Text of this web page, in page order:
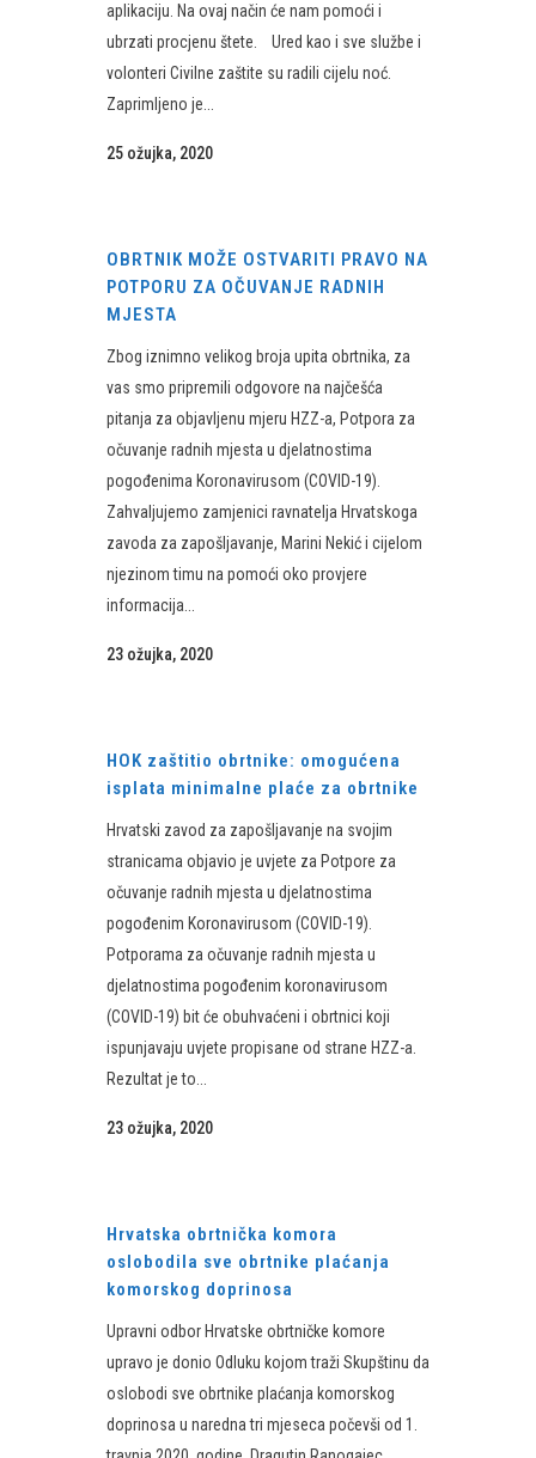
aplikaciju. Na ovaj način će nam pomoći i
ubrzati procjenu štete. Ured kao i sve službe i
volonteri Civilne zaštite su radili cijelu noć.
Zaprimljeno je...
25 ožujka, 2020
OBRTNIK MOŽE OSTVARITI PRAVO NA
POTPORU ZA OČUVANJE RADNIH
MJESTA
Zbog iznimno velikog broja upita obrtnika, za
vas smo pripremili odgovore na najčešća
pitanja za objavljenu mjeru HZZ-a, Potpora za
očuvanje radnih mjesta u djelatnostima
pogođenima Koronavirusom (COVID-19).
Zahvaljujemo zamjenici ravnatelja Hrvatskoga
zavoda za zapošljavanje, Marini Nekić i cijelom
njezinom timu na pomoći oko provjere
informacija...
23 ožujka, 2020
HOK zaštitio obrtnike: omogućena
isplata minimalne plaće za obrtnike
Hrvatski zavod za zapošljavanje na svojim
stranicama objavio je uvjete za Potpore za
očuvanje radnih mjesta u djelatnostima
pogođenim Koronavirusom (COVID-19).
Potporama za očuvanje radnih mjesta u
djelatnostima pogođenim koronavirusom
(COVID-19) bit će obuhvaćeni i obrtnici koji
ispunjavaju uvjete propisane od strane HZZ-a.
Rezultat je to...
23 ožujka, 2020
Hrvatska obrtnička komora
oslobodila sve obrtnike plaćanja
komorskog doprinosa
Upravni odbor Hrvatske obrtničke komore
upravo je donio Odluku kojom traži Skupštinu da
oslobodi sve obrtnike plaćanja komorskog
doprinosa u naredna tri mjeseca počevši od 1.